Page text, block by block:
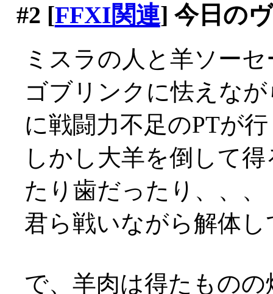
#2 [FFXI関連] 今日の
ミスラの人と羊ソー
ゴブリンクに怯えな
に戦闘力不足のPTが
しかし大羊を倒して
たり歯だったり、、、
君ら戦いながら解体
で、羊肉は得たもの